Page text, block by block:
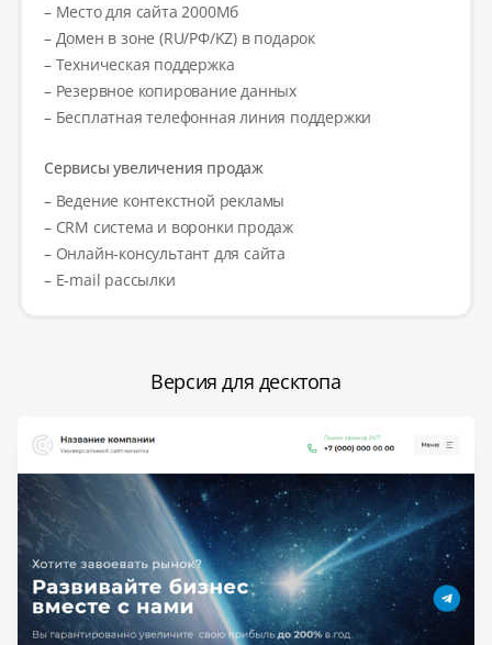
– Место для сайта 2000Мб
– Домен в зоне (RU/РФ/KZ) в подарок
– Техническая поддержка
– Резервное копирование данных
– Бесплатная телефонная линия поддержки
Сервисы увеличения продаж
– Ведение контекстной рекламы
– CRM система и воронки продаж
– Онлайн-консультант для сайта
– E-mail рассылки
Версия для десктопа